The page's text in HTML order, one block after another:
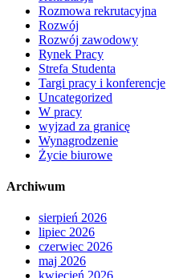
Rozmowa rekrutacyjna
Rozwój
Rozwój zawodowy
Rynek Pracy
Strefa Studenta
Targi pracy i konferencje
Uncategorized
W pracy
wyjzad za granicę
Wynagrodzenie
Życie biurowe
Archiwum
sierpień 2026
lipiec 2026
czerwiec 2026
maj 2026
kwiecień 2026